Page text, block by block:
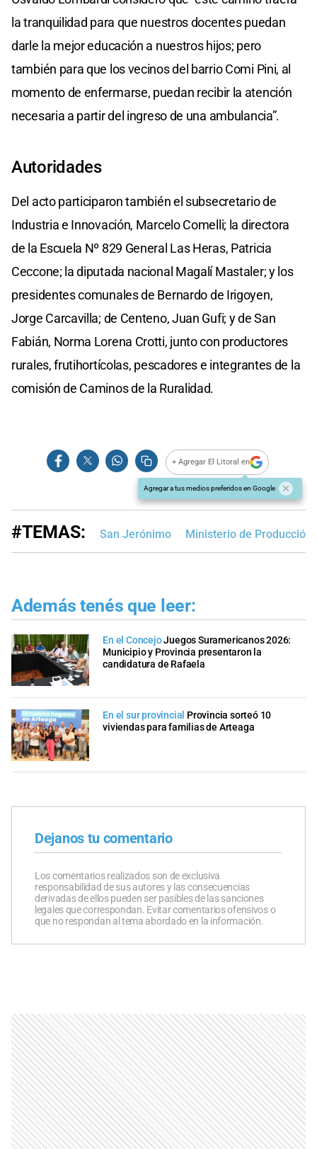
la tranquilidad para que nuestros docentes puedan
darle la mejor educación a nuestros hijos; pero
también para que los vecinos del barrio Comi Pini, al
momento de enfermarse, puedan recibir la atención
necesaria a partir del ingreso de una ambulancia”.
Autoridades
Del acto participaron también el subsecretario de
Industria e Innovación, Marcelo Comelli; la directora
de la Escuela Nº 829 General Las Heras, Patricia
Ceccone; la diputada nacional Magalí Mastaler; y los
presidentes comunales de Bernardo de Irigoyen,
Jorge Carcavilla; de Centeno, Juan Gufi; y de San
Fabián, Norma Lorena Crotti, junto con productores
rurales, frutihortícolas, pescadores e integrantes de la
comisión de Caminos de la Ruralidad.
+ Agregar El Litoral en
Agregar a tus medios preferidos en Google
#TEMAS: San Jerónimo Ministerio de
Además tenés que leer:
En el ConcejoJuegos Suramericanos 2026:
Municipio y Provincia presentaron la
candidatura de Rafaela
En el sur provincial Provincia sorteó 10
viviendas para familias de Arteaga
Dejanos tu comentario
Los comentarios realizados son de exclusiva
responsabilidad de sus autores y las consecuencias
derivadas de ellos pueden ser pasibles de las sanciones
legales que correspondan. Evitar comentarios ofensivos o
que no respondan al tema abordado en la información.